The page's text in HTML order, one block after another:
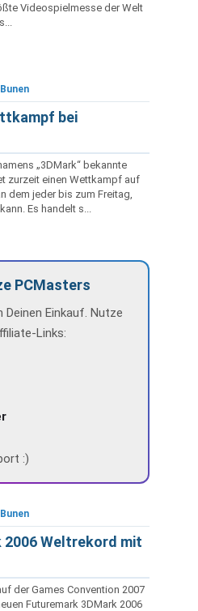
Videospielmesse der Welt
bei
„3DMark“ bekannte
zurzeit einen Wettkampf auf
dem jeder bis zum Freitag,
Es handelt s...
PCMasters
Einkauf. Nutze
Links:
:)
2006 Weltrekord mit
der Games Convention 2007
Futuremark 3DMark 2006